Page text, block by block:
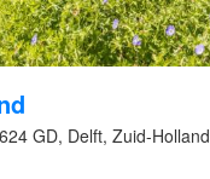
GD, Delft, Zuid-Holland